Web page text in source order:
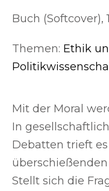
Buch (Softcover),
Themen: Ethik
Mit der Moral
In
Debatten trieft
Stellt sich die